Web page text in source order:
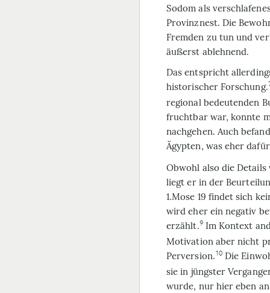
Sodom als
Provinznest. Die
Fremden zu tun und
äußerst ablehnend.
Das entspricht
historischer Forschung.
regional bedeutenden
fruchtbar war, konnte
nachgehen. Auch
Ägypten, was eher
Obwohl also die
liegt er in der
1.Mose 19 findet sich
wird eher ein negativ
erzählt.9Im Kontext
Motivation aber nicht
Perversion.10Die
sie in jüngster
wurde, nur hier eben